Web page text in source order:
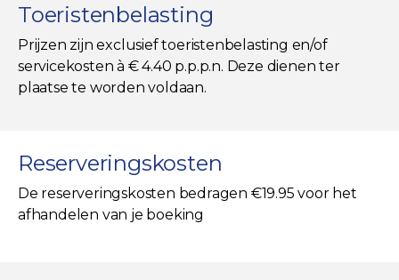
Toeristenbelasting
Prijzen zijn exclusief toeristenbelasting en/of
servicekosten à € 4.40 p.p.p.n. Deze dienen ter
plaatse te worden voldaan.
Reserveringskosten
De reserveringskosten bedragen €19.95 voor het
afhandelen van je boeking